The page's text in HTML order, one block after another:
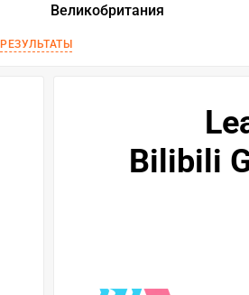
Великобритания
РЕЗУЛЬТАТЫ
Bilibili